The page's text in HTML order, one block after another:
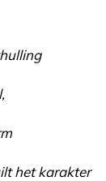
het karakter